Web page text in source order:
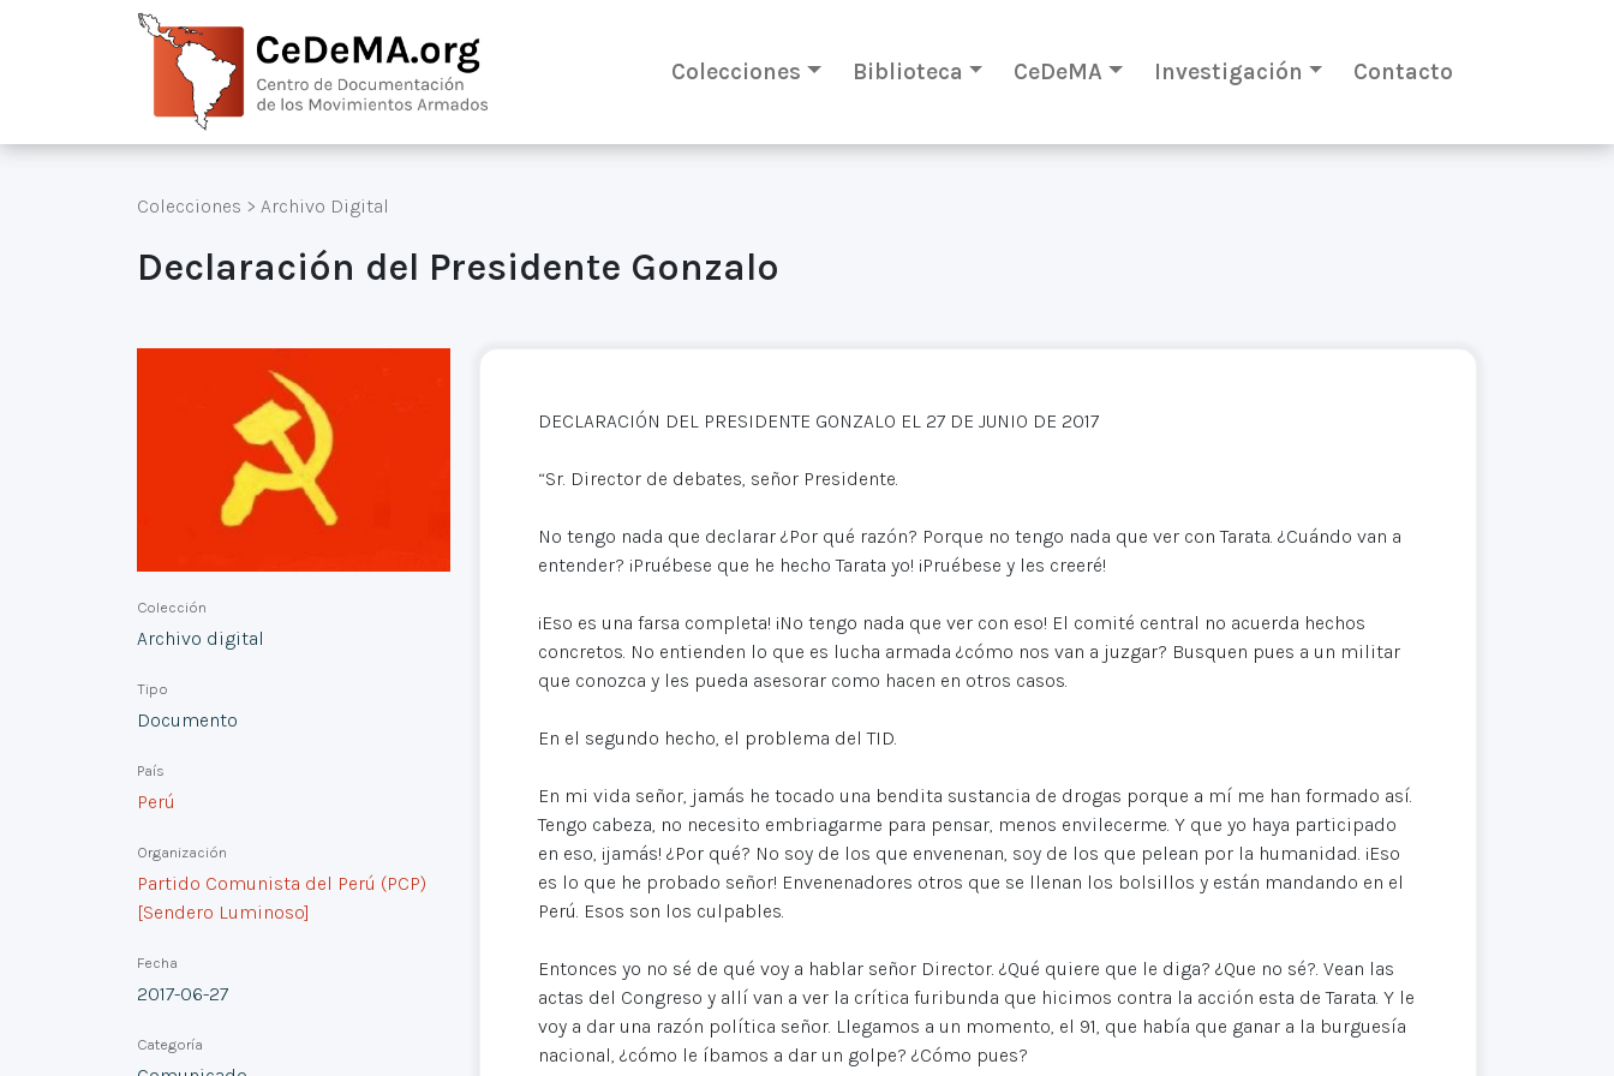
Colecciones Biblioteca CeDeMA Investigación Contacto
Colecciones > Archivo Digital
Declaración del Presidente Gonzalo
Colección
Archivo digital
Tipo
Documento
País
Perú
Organización
Partido Comunista del Perú (PCP)
[Sendero Luminoso]
Fecha
2017-06-27
Categoría
DECLARACIÓN DEL PRESIDENTE GONZALO EL 27 DE JUNIO DE 2017
“Sr. Director de debates, señor Presidente.
No tengo nada que declarar ¿Por qué razón? Porque no tengo nada que ver con Tarata. ¿Cuándo van a
entender? ¡Pruébese que he hecho Tarata yo! ¡Pruébese y les creeré!
¡Eso es una farsa completa! ¡No tengo nada que ver con eso! El comité central no acuerda hechos
concretos. No entienden lo que es lucha armada ¿cómo nos van a juzgar? Busquen pues a un militar
que conozca y les pueda asesorar como hacen en otros casos.
En el segundo hecho, el problema del TID.
En mi vida señor, jamás he tocado una bendita sustancia de drogas porque a mí me han formado así.
Tengo cabeza, no necesito embriagarme para pensar, menos envilecerme. Y que yo haya participado
en eso, ¡jamás! ¿Por qué? No soy de los que envenenan, soy de los que pelean por la humanidad. ¡Eso
es lo que he probado señor! Envenenadores otros que se llenan los bolsillos y están mandando en el
Perú. Esos son los culpables.
Entonces yo no sé de qué voy a hablar señor Director. ¿Qué quiere que le diga? ¿Que no sé?. Vean las
actas del Congreso y allí van a ver la crítica furibunda que hicimos contra la acción esta de Tarata. Y le
voy a dar una razón política señor. Llegamos a un momento, el 91, que había que ganar a la burguesía
nacional, ¿cómo le íbamos a dar un golpe? ¿Cómo pues?